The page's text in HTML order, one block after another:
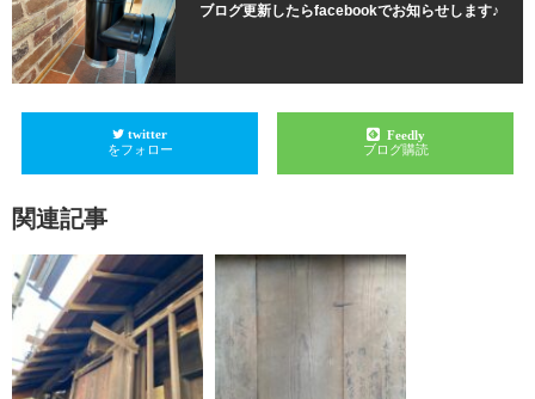
ブログ更新したらfacebookでお知らせします♪
twitter
をフォロー
Feedly
ブログ購読
関連記事